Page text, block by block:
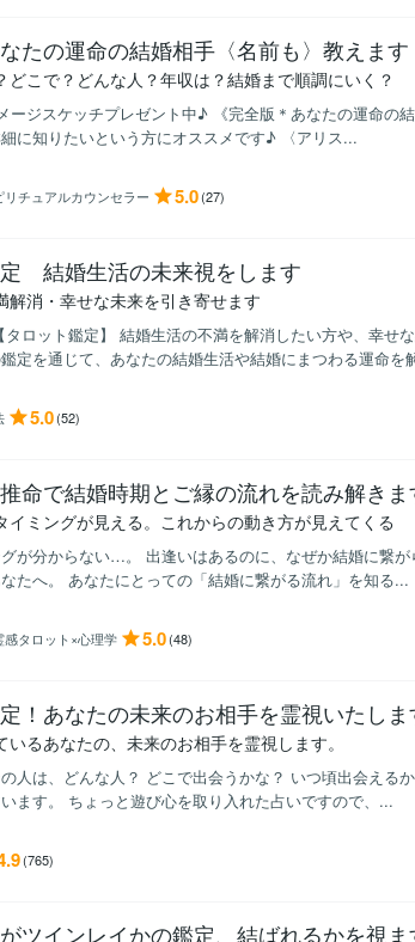
たの運命の結婚相手〈名前も〉教えます
どこで？どんな人？年収は？結婚まで順調にいく？
ージスケッチプレゼント中♪ 《完全版＊あなたの運命の
に知りたいという方にオススメです♪ 〈アリス...
チュアルカウンセラー 5.0(27)
結婚生活の未来視をします
解消・幸せな未来を引き寄せます
ロット鑑定】 結婚生活の不満を解消したい方や、幸せ
定を通じて、あなたの結婚生活や結婚にまつわる運命を
5.0(52)
命で結婚時期とご縁の流れを読み解きま
イミングが見える。これからの動き方が見えてくる
が分からない…。 出逢いはあるのに、なぜか結婚に繋
たへ。 あなたにとっての「結婚に繋がる流れ」を知る...
感タロット×心理学 5.0(48)
！あなたの未来のお相手を霊視いたしま
いるあなたの、未来のお相手を霊視します。
人は、どんな人？ どこで出会うかな？ いつ頃出会える
ます。 ちょっと遊び心を取り入れた占いですので、...
(765)
ツインレイかの鑑定、結ばれるかを視ま